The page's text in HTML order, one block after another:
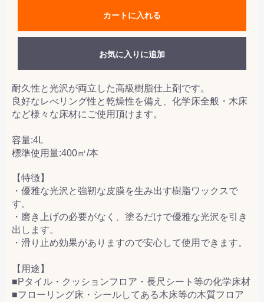
カートに入れる
お気に入りに追加
耐久性と光沢が両立した高級樹脂仕上剤です。
良好なレべリング性と乾燥性を備え、化学床全般・木床
など様々な床材にご使用頂けます。
容量:4L
標準使用量:400㎡/本
【特徴】
・優雅な光沢と強靭な皮膜を生み出す樹脂ワックスで
す。
・磨き上げの必要がなく、塗るだけで優雅な光沢を引き
出します。
・滑り止め効果がありますので安心して使用できます。
【用途】
■Pタイル・クッションフロア・長尺シート等の化学床材
■フローリング床・シールしてある木床等の木質フロア